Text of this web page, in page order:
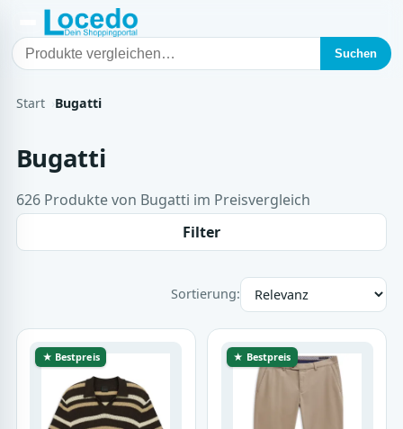
Suchen
Start Bugatti
Bugatti
626 Produkte von Bugatti im Preisvergleich
Filter
Sortierung:
★ Bestpreis ★ Bestpreis